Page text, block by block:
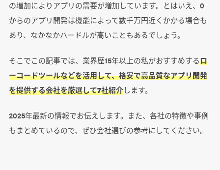
の増加によりアプリの需要が増加しています。とはいえ、0
からのアプリ開発は機能によって数千万円近くかかる場合も
あり、なかなかハードルが高いこともあるでしょう。
そこでこの記事では、業界歴15年以上の私がおすすめするロ
ーコードツールなどを活用して、格安で高品質なアプリ開発
を提供する会社を厳選して7社紹介します。
2025年最新の情報でお伝えします。また、各社の特徴や事例
もまとめているので、ぜひ会社選びの参考にしてください。